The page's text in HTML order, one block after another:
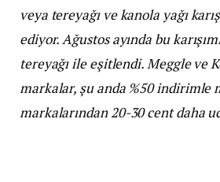
veya tereyağı ve kanola yağı
ediyor. Ağustos ayında bu
tereyağı ile eşitlendi. Meggle ve
markalar, şu anda %50 indirimle
markalarından 20-30 cent daha